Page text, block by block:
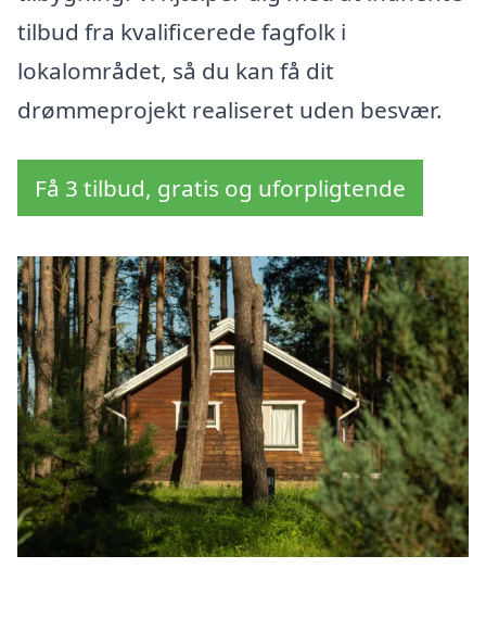
tilbud fra kvalificerede fagfolk i
lokalområdet, så du kan få dit
drømmeprojekt realiseret uden besvær.
Få 3 tilbud, gratis og uforpligtende